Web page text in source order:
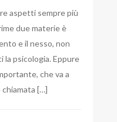
aspetti sempre più
due materie è
e il nesso, non
la psicologia. Eppure
che va a
[…]